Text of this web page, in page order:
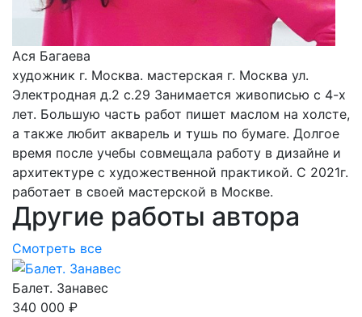
Ася Багаева
художник г. Москва. мастерская г. Москва ул.
Электродная д.2 с.29 Занимается живописью с 4-х
лет. Большую часть работ пишет маслом на холсте,
а также любит акварель и тушь по бумаге. Долгое
время после учебы совмещала работу в дизайне и
архитектуре с художественной практикой. С 2021г.
работает в своей мастерской в Москве.
Другие работы автора
Смотреть все
Балет. Занавес
340 000 ₽